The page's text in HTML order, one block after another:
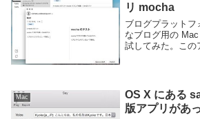
リ mocha
ブログプラットフ
なブログ用の
試してみた。この
いう事が可能と
側にプ...
Mac
OS X にある
版アプリがあ